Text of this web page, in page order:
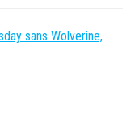
sans Wolverine,